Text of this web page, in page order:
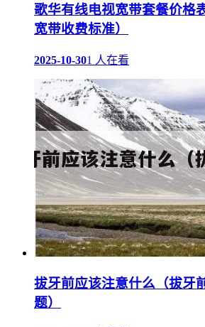
歌华有线电视宽带套餐价格
宽带收费标准）
2025-10-301 人在看
拔牙前应该注意什么（拔牙
题）